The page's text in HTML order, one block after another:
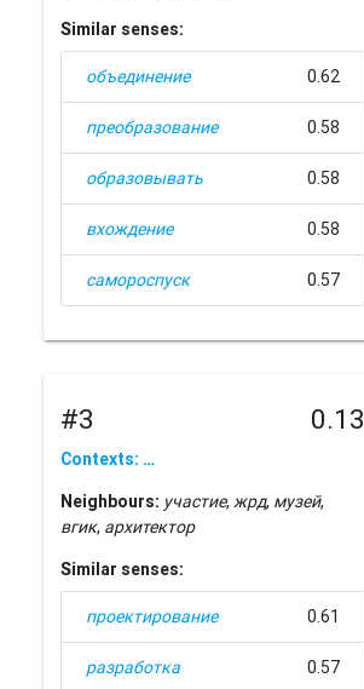
Similar senses:
объединение 0.62
преобразование 0.58
образовывать 0.58
вхождение 0.58
самороспуск 0.57
#3 0.13
Contexts: …
Neighbours: участие,жрд, музей,
вгик, архитектор
Similar senses:
проектирование 0.61
разработка 0.57